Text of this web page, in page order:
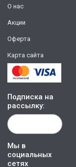
О нас
Акции
Оферта
Карта сайта
Подписка на
рассылку:
Мы в
социальных
сетях